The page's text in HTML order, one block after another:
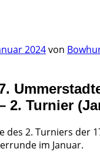
2024von
2. Turnier
des 2. Turniers der
im Januar.